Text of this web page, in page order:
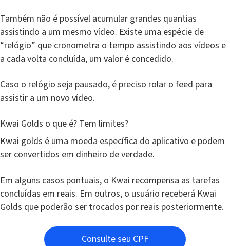
Também não é possível acumular grandes quantias
assistindo a um mesmo vídeo. Existe uma espécie de
“relógio” que cronometra o tempo assistindo aos vídeos e
a cada volta concluída, um valor é concedido.
Caso o relógio seja pausado, é preciso rolar o feed para
assistir a um novo vídeo.
Kwai Golds o que é? Tem limites?
Kwai golds é uma moeda específica do aplicativo e podem
ser convertidos em dinheiro de verdade.
Em alguns casos pontuais, o Kwai recompensa as tarefas
concluídas em reais. Em outros, o usuário receberá Kwai
Golds que poderão ser trocados por reais posteriormente.
Consulte seu CPF